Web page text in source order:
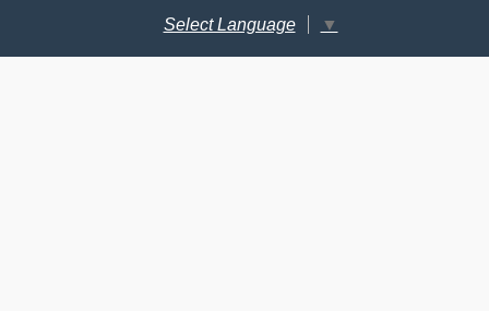
Select Language
▼